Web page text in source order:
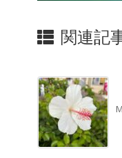
関連記